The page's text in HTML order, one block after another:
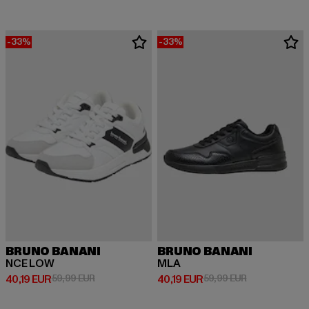
-33%
BRUNO BANANI
NCE LOW
40,19 EUR
Derzeitiger Preis: 40,19 EUR
59,99 EURAktionspreis: 59,99 EUR
-33%
BRUNO BANANI
MLA
40,19 EUR
Derzeitiger Preis: 40,19 EUR
59,99 EURAktionspreis: